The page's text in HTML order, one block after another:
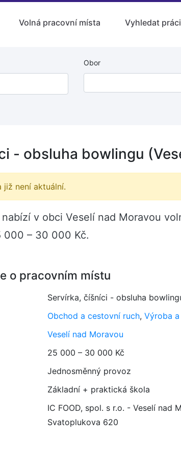
Volná pracovní místa Vyhledat práci
Obor
- obsluha bowlingu
již není aktuální.
nabízí v obci Veselí nad Moravou
000 – 30 000 Kč.
o pracovním místu
Servírka, číšníci - obsluha
Obchod a cestovní ruch, Výroba
Veselí nad Moravou
25 000 – 30 000 Kč
Jednosměnný provoz
Základní + praktická škola
IC FOOD, spol. s r.o. - Veselí nad
Svatoplukova 620